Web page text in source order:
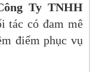
Ty TNHH
tác có đam mê
điểm phục vụ